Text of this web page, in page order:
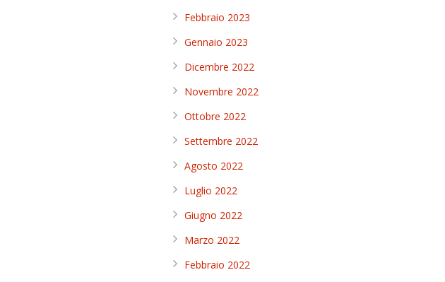
Febbraio 2023
Gennaio 2023
Dicembre 2022
Novembre 2022
Ottobre 2022
Settembre 2022
Agosto 2022
Luglio 2022
Giugno 2022
Marzo 2022
Febbraio 2022